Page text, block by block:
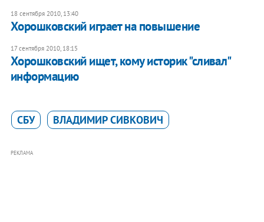
18 сентября 2010, 13:40
Хорошковский играет на повышение
17 сентября 2010, 18:15
Хорошковский ищет, кому историк "сливал"
информацию
СБУ ВЛАДИМИР СИВКОВИЧ
РЕКЛАМА